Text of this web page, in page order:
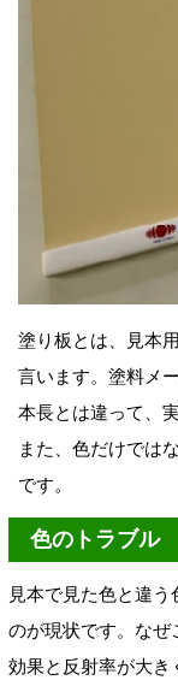
塗り板とは、見本
言います。塗料メ
本長とは違って、
また、色だけでは
です。
色のトラブル
見本で見た色と違
のが現状です。なぜ
効果と反射率が大き